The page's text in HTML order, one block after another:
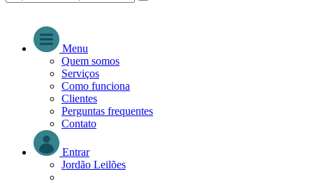
Menu
Quem somos
Serviços
Como funciona
Clientes
Perguntas frequentes
Contato
Entrar
Jordão Leilões